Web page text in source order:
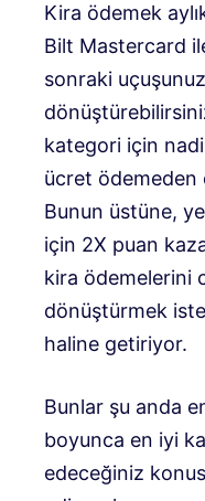
Kira ödemek
Bilt Mastercard
sonraki
kategori için
ücret ödemeden
Bunun üstüne,
için 2X puan
kira ödemelerini
dönüştürmek
haline getiriyor.
Bunlar şu anda
boyunca en iyi
edeceğiniz